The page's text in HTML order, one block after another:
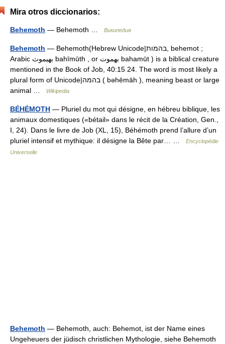
Mira otros diccionarios:
Behemoth — Behemoth … Википедия
Behemoth — Behemoth(Hebrew Unicode|בהמות, behemot ;
Arabic بهيموث bahīmūth , or بهموت bahamūt ) is a biblical creature
mentioned in the Book of Job, 40:15 24. The word is most likely a
plural form of Unicode|בהמה ( bəhēmāh ), meaning beast or large
animal …
Wikipedia
BÉHÉMOTH — Pluriel du mot qui désigne, en hébreu biblique, les
animaux domestiques («bétail» dans le récit de la Création, Gen.,
I, 24). Dans le livre de Job (XL, 15), Béhémoth prend l’allure d’un
pluriel intensif et mythique: il désigne la Bête par… …
Encyclopédie
Universelle
Behemoth — Behemoth, auch: Behemot, ist der Name eines
Ungeheuers der jüdisch christlichen Mythologie, siehe Behemoth